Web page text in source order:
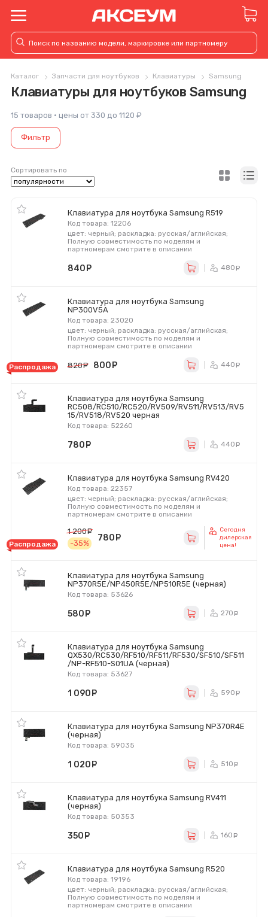
Каталог Запчасти для ноутбуков Клавиатуры Samsung
Клавиатуры для ноутбуков Samsung
15 товаров · цены от 330 до 1120 ₽
Фильтр
Сортировать по
Клавиатура для ноутбука Samsung R519
Код товара: 12206
цвет: черный; раскладка: русская/аглийская;
Полную совместимость по моделям и
партномерам смотрите в описании
840 480
Клавиатура для ноутбука Samsung
NP300V5A
Код товара: 23020
цвет: черный; раскладка: русская/аглийская;
Полную совместимость по моделям и
партномерам смотрите в описании
Распродажа 820 руб.
800 440
Клавиатура для ноутбука Samsung
RC508/RC510/RC520/RV509/RV511/RV513/RV5
15/RV518/RV520 черная
Код товара: 52260
780 440
Клавиатура для ноутбука Samsung RV420
Код товара: 22357
цвет: черный; раскладка: русская/аглийская;
Полную совместимость по моделям и
партномерам смотрите в описании
Распродажа
1 200
-35%
780
Сегодня
дилерская
цена!
Клавиатура для ноутбука Samsung
NP370R5E/NP450R5E/NP510R5E (черная)
Код товара: 53626
580 270
Клавиатура для ноутбука Samsung
QX530/RC530/RF510/RF511/RF530/SF510/SF511
/NP-RF510-S01UA (черная)
Код товара: 53627
1 090 590
Клавиатура для ноутбука Samsung NP370R4E
(черная)
Код товара: 59035
1 020 510
Клавиатура для ноутбука Samsung RV411
(черная)
Код товара: 50353
350 160
Клавиатура для ноутбука Samsung R520
Код товара: 19196
цвет: черный; раскладка: русская/аглийская;
Полную совместимость по моделям и
партномерам смотрите в описании